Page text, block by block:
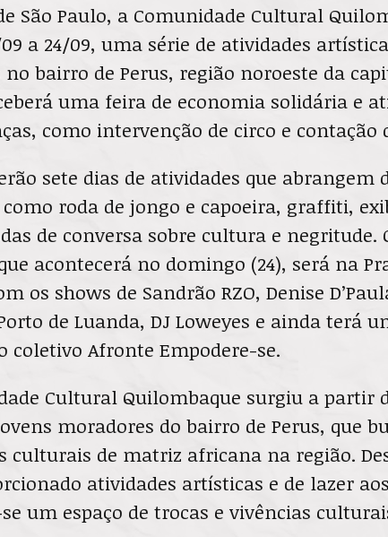
São Paulo, a Comunidade Cultural
a 24/09, uma série de atividades
bairro de Perus, região noroeste da
uma feira de economia solidária e
como intervenção de circo e contação
sete dias de atividades que abrangem
roda de jongo e capoeira, graffiti,
de conversa sobre cultura e negritude.
acontecerá no domingo (24), será na
os shows de Sandrão RZO, Denise
de Luanda, DJ Loweyes e ainda terá
coletivo Afronte Empodere-se.
Cultural Quilombaque surgiu a partir
moradores do bairro de Perus, que
culturais de matriz africana na região.
atividades artísticas e de lazer
um espaço de trocas e vivências